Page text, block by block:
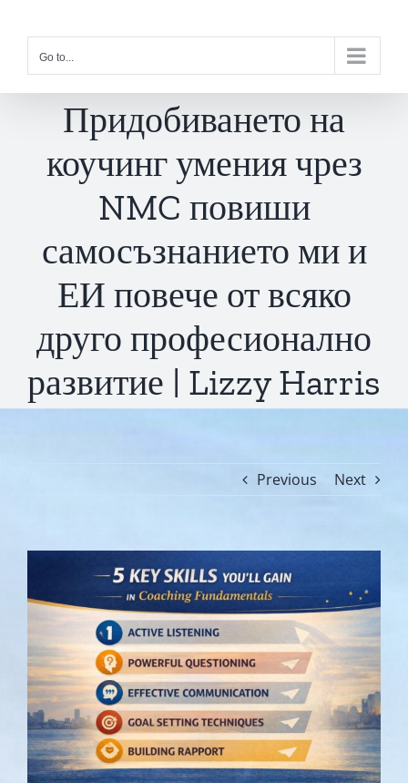
contentGo to...
Придобиването на
коучинг умения чрез
NMC повиши
самосъзнанието ми и
ЕИ повече от всяко
друго професионално
развитие | Lizzy Harris
Previous Next
Image